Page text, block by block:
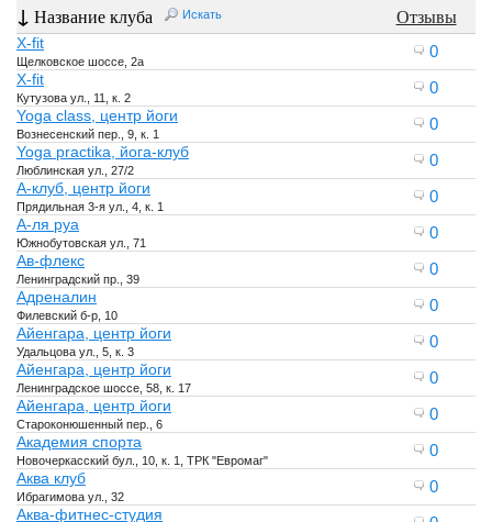
↓ Название клуба Искать Отзывы
X-fit
Щелковское шоссе, 2а
0
X-fit
Кутузова ул., 11, к. 2
0
Yoga class, центр йоги
Вознесенский пер., 9, к. 1
0
Yoga practika, йога-клуб
Люблинская ул., 27/2
0
А-клуб, центр йоги
Прядильная 3-я ул., 4, к. 1
0
А-ля руа
Южнобутовская ул., 71
0
Ав-флекс
Ленинградский пр., 39
0
Адреналин
Филевский б-р, 10
0
Айенгара, центр йоги
Удальцова ул., 5, к. 3
0
Айенгара, центр йоги
Ленинградское шоссе, 58, к. 17
0
Айенгара, центр йоги
Староконюшенный пер., 6
0
Академия спорта
Новочеркасский бул., 10, к. 1, ТРК "Евромаг"
0
Аква клуб
Ибрагимова ул., 32
0
Аква-фитнес-студия